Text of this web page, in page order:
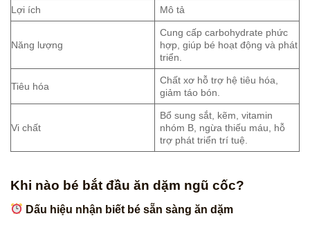
Lợi ích Mô tả
Năng lượng
Cung cấp carbohydrate phức
hợp, giúp bé hoạt động và phát
triển.
Tiêu hóa
Chất xơ hỗ trợ hệ tiêu hóa,
giảm táo bón.
Vi chất
Bổ sung sắt, kẽm, vitamin
nhóm B, ngừa thiếu máu, hỗ
trợ phát triển trí tuệ.
Khi nào bé bắt đầu ăn dặm ngũ cốc?
Dấu hiệu nhận biết bé sẵn sàng ăn dặm